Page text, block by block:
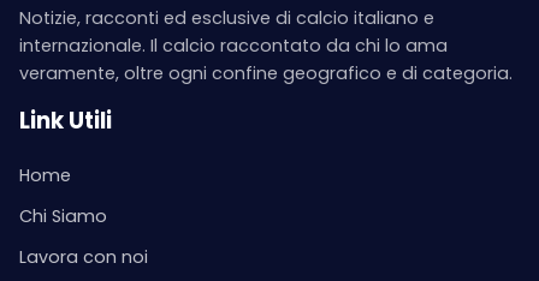
Notizie, racconti ed esclusive di calcio italiano e
internazionale. Il calcio raccontato da chi lo ama
veramente, oltre ogni confine geografico e di categoria.
Link Utili
Home
Chi Siamo
Lavora con noi